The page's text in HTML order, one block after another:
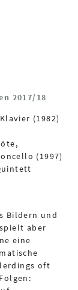
2017/18
(1982)
(1997)
Bildern und
aber
eine
oft